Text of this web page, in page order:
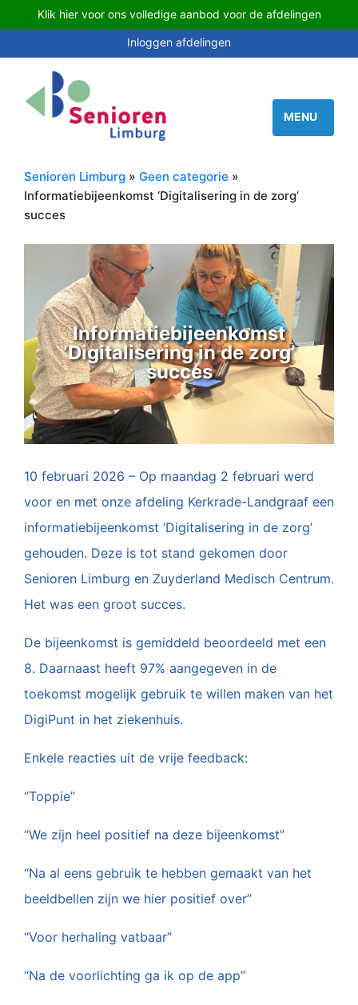
Klik hier voor ons volledige aanbod voor de afdelingen
Inloggen afdelingen
Senioren Limburg » Geen categorie »
Informatiebijeenkomst ‘Digitalisering in de zorg’
succes
Informatiebijeenkomst
‘Digitalisering in de zorg’
succes
10 februari 2026 – Op maandag 2 februari werd
voor en met onze afdeling Kerkrade-Landgraaf een
informatiebijeenkomst ‘Digitalisering in de zorg’
gehouden. Deze is tot stand gekomen door
Senioren Limburg en Zuyderland Medisch Centrum.
Het was een groot succes.
De bijeenkomst is gemiddeld beoordeeld met een
8. Daarnaast heeft 97% aangegeven in de
toekomst mogelijk gebruik te willen maken van het
DigiPunt in het ziekenhuis.
Enkele reacties uit de vrije feedback:
“Toppie”
“We zijn heel positief na deze bijeenkomst”
“Na al eens gebruik te hebben gemaakt van het
beeldbellen zijn we hier positief over”
“Voor herhaling vatbaar”
“Na de voorlichting ga ik op de app”